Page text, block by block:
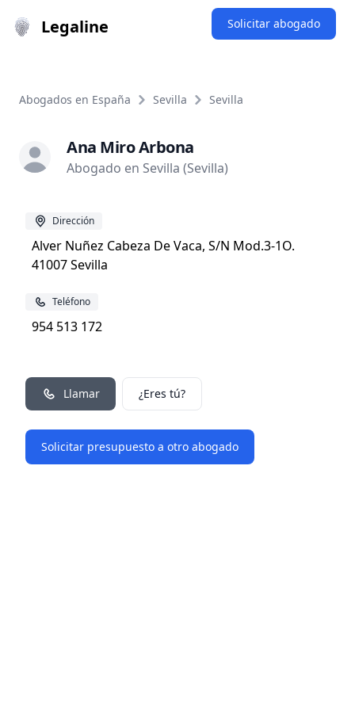
Legaline Solicitar abogado
Abogados en España Sevilla Sevilla
Ana Miro Arbona
Abogado en Sevilla (Sevilla)
Dirección
Alver Nuñez Cabeza De Vaca, S/N Mod.3-1O.
41007 Sevilla
Teléfono
954 513 172
Llamar ¿Eres tú?
Solicitar presupuesto a otro abogado